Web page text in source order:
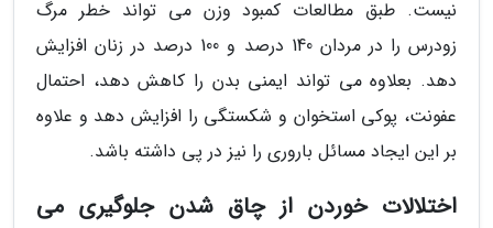
نیست. طبق مطالعات کمبود وزن می تواند خطر مرگ
زودرس را در مردان 140 درصد و 100 درصد در زنان افزایش
دهد. بعلاوه می تواند ایمنی بدن را کاهش دهد، احتمال
عفونت، پوکی استخوان و شکستگی را افزایش دهد و علاوه
بر این ایجاد مسائل باروری را نیز در پی داشته باشد.
اختلالات خوردن از چاق شدن جلوگیری می